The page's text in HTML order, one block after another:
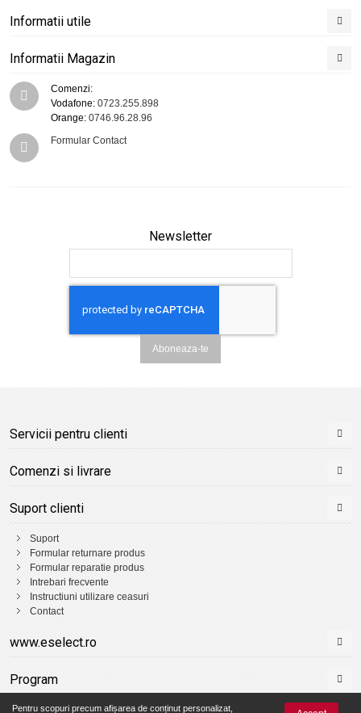
Informatii utile
Informatii Magazin
Comenzi:
Vodafone: 0723.255.898
Orange: 0746.96.28.96
Formular Contact
Newsletter
Aboneaza-te
Servicii pentru clienti
Comenzi si livrare
Suport clienti
Suport
Formular returnare produs
Formular reparatie produs
Intrebari frecvente
Instructiuni utilizare ceasuri
Contact
www.eselect.ro
Program
Pentru scopuri precum afișarea de conținut personalizat,